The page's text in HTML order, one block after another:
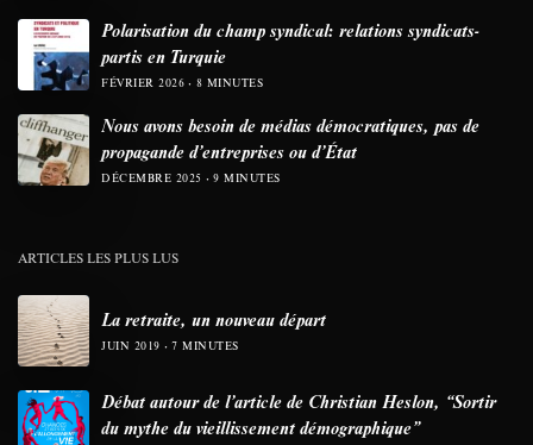
Polarisation du champ syndical: relations syndicats-
partis en Turquie
FÉVRIER 2026 8 MINUTES
Nous avons besoin de médias démocratiques, pas de
propagande d’entreprises ou d’État
DÉCEMBRE 2025 9 MINUTES
ARTICLES LES PLUS LUS
La retraite, un nouveau départ
JUIN 2019 7 MINUTES
Débat autour de l’article de Christian Heslon, “Sortir
du mythe du vieillissement démographique”